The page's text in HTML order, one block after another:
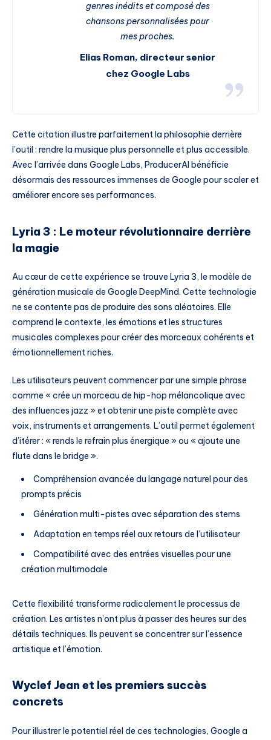
genres inédits et composé des
chansons personnalisées pour
mes proches.
Elias Roman, directeur senior
chez Google Labs
Cette citation illustre parfaitement la philosophie derrière
l’outil : rendre la musique plus personnelle et plus accessible.
Avec l’arrivée dans Google Labs, ProducerAI bénéficie
désormais des ressources immenses de Google pour scaler et
améliorer encore ses performances.
Lyria 3 : Le moteur révolutionnaire derrière
la magie
Au cœur de cette expérience se trouve Lyria 3, le modèle de
génération musicale de Google DeepMind. Cette technologie
ne se contente pas de produire des sons aléatoires. Elle
comprend le contexte, les émotions et les structures
musicales complexes pour créer des morceaux cohérents et
émotionnellement riches.
Les utilisateurs peuvent commencer par une simple phrase
comme « crée un morceau de hip-hop mélancolique avec
des influences jazz » et obtenir une piste complète avec
voix, instruments et arrangements. L’outil permet également
d’itérer : « rends le refrain plus énergique » ou « ajoute une
flute dans le bridge ».
Compréhension avancée du langage naturel pour des
prompts précis
Génération multi-pistes avec séparation des stems
Adaptation en temps réel aux retours de l’utilisateur
Compatibilité avec des entrées visuelles pour une
création multimodale
Cette flexibilité transforme radicalement le processus de
création. Les artistes n’ont plus à passer des heures sur des
détails techniques. Ils peuvent se concentrer sur l’essence
artistique et l’émotion.
Wyclef Jean et les premiers succès
concrets
Pour illustrer le potentiel réel de ces technologies, Google a